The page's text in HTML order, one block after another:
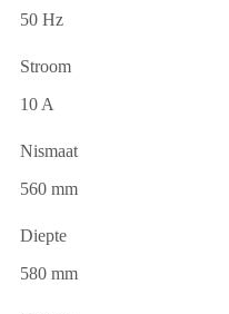
50 Hz
Stroom
10 A
Nismaat
560 mm
Diepte
580 mm